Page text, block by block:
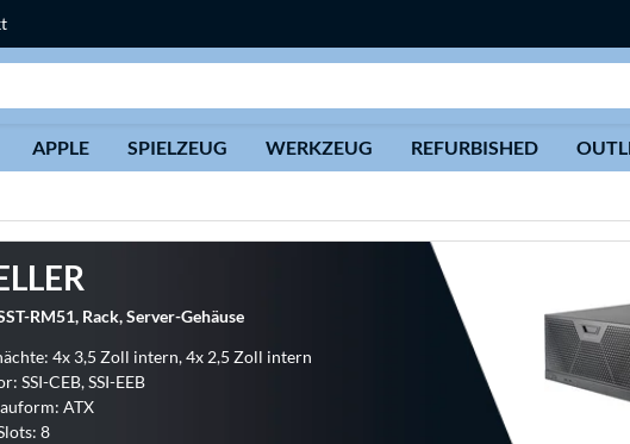
APPLE SPIELZEUG WERKZEUG REFURBISHED
RM51, Rack, Server-Gehäuse
4x 3,5 Zoll intern, 4x 2,5 Zoll intern
SSI-CEB, SSI-EEB
ATX
8